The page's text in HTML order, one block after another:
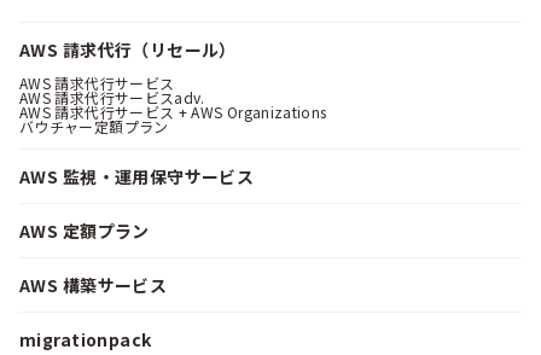
AWS 請求代行（リセール）
AWS 請求代行サービス
AWS 請求代行サービスadv.
AWS 請求代行サービス + AWS Organizations
バウチャー定額プラン
AWS 監視・運用保守サービス
AWS 定額プラン
AWS 構築サービス
migrationpack